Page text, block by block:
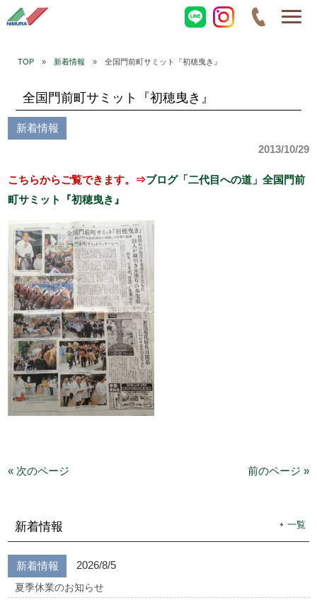
TOP» 新着情報 » 全国門前町サミット『初穂曳き』
全国門前町サミット『初穂曳き』
新着情報
2013/10/29
こちらからご覧できます。⇒ブログ「二代目への道」全国門前
町サミット『初穂曳き』
« 次のページ 前のページ »
新着情報 一覧
新着情報 2026/8/5
夏季休業のお知らせ